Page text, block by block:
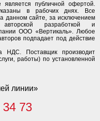
публичной офертой.
в рабочих днях. Все
данном сайте, за исключением
разработкой и
ООО «Вертикаль». Любое
подпадает под действие
НДС. Поставщик производит
работы) по установленной
линии»
73